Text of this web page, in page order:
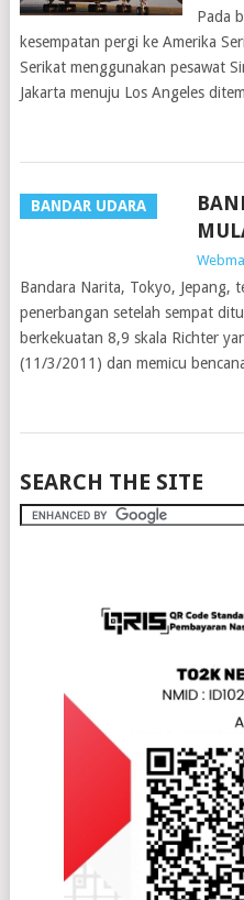
Pada
kesempatan pergi ke Amerika
Serikat menggunakan pesawat
Jakarta menuju Los Angeles
BANDAR UDARA
Bandara Narita, Tokyo, Jepang,
penerbangan setelah sempat
berkekuatan 8,9 skala Richter
(11/3/2011) dan memicu
SEARCH THE SITE